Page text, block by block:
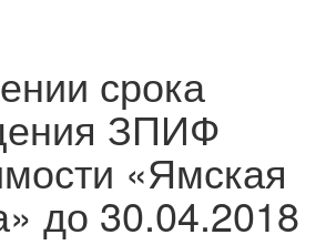
срока
ЗПИФ
«Ямская
до 30.04.2018